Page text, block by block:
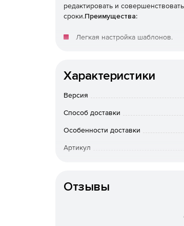
редактировать и
сроки.Преимущества:
Легкая настройка шаблонов.
Интеллектуальные прелоадеры.
Разработанные и
Характеристики
Версия
Способ доставки
Особенности доставки
Артикул
Отзывы